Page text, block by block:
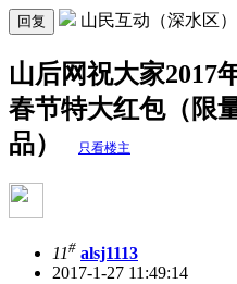
回复 山民互动（深水区）
山后网祝大家2017
春节特大红包（限
品）
只看楼主
11# alsj1113
2017-1-27 11:49:14